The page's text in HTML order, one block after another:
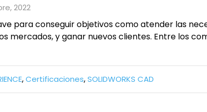
2022
para conseguir objetivos como atender las
mercados, y ganar nuevos clientes. Entre los
,Certificaciones,SOLIDWORKS CAD